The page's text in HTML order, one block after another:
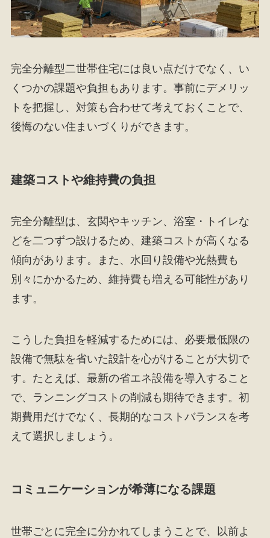
完全分離型二世帯住宅には良い点だけでなく、い
くつかの課題や負担もあります。事前にデメリッ
トを把握し、対策も合わせて考えておくことで、
後悔のない住まいづくりができます。
建築コストや維持費の負担
完全分離型は、玄関やキッチン、浴室・トイレな
どを二つずつ設けるため、建築コストが高くなる
傾向があります。また、水回り設備や光熱費も
別々にかかるため、維持費も増える可能性があり
ます。
こうした負担を軽減するためには、必要最低限の
設備で無駄を省いた設計を心がけることが大切で
す。たとえば、最新の省エネ設備を導入すること
で、ランニングコストの削減も期待できます。初
期費用だけでなく、長期的なコストバランスを考
えて選択しましょう。
コミュニケーションが希薄になる課題
世帯ごとに完全に分かれてしまうことで、以前よ